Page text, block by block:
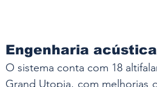
Engenharia
O sistema conta com 18
Grand Utopia, com melhorias